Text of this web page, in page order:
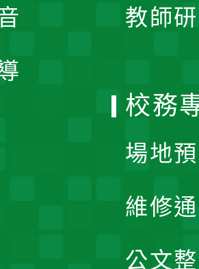
教師
校務
場地
維修
公文